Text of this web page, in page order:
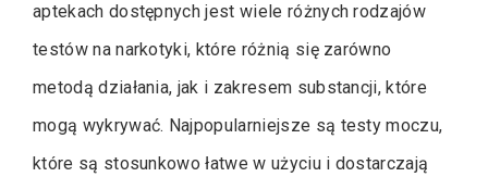
aptekach dostępnych jest wiele różnych rodzajów
testów na narkotyki, które różnią się zarówno
metodą działania, jak i zakresem substancji, które
mogą wykrywać. Najpopularniejsze są testy moczu,
które są stosunkowo łatwe w użyciu i dostarczają